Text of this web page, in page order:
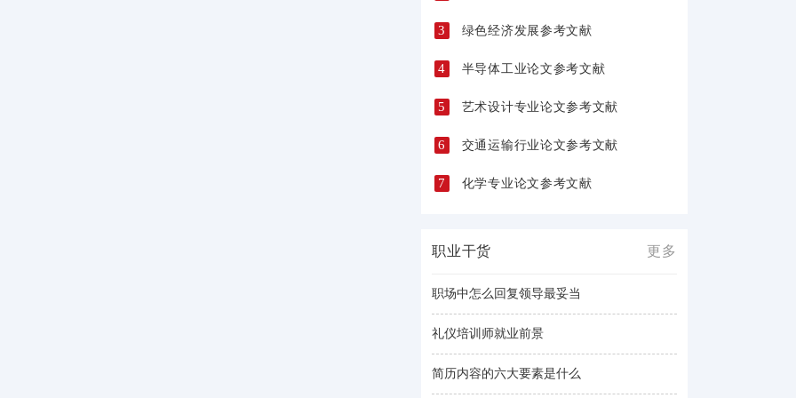
3 绿色经济发展参考文献
4 半导体工业论文参考文献
5 艺术设计专业论文参考文献
6 交通运输行业论文参考文献
7 化学专业论文参考文献
职业干货 更多
职场中怎么回复领导最妥当
礼仪培训师就业前景
简历内容的六大要素是什么